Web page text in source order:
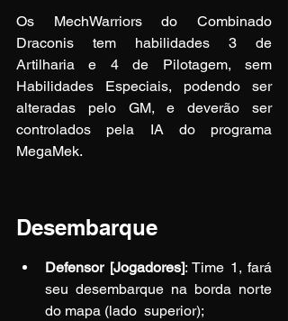
Os MechWarriors do Combinado
Draconis tem habilidades 3 de
Artilharia e 4 de Pilotagem, sem
Habilidades Especiais, podendo ser
alteradas pelo GM, e deverão ser
controlados pela IA do programa
MegaMek.
Desembarque
Defensor [Jogadores]: Time 1, fará
seu desembarque na borda norte
do mapa (lado  superior);